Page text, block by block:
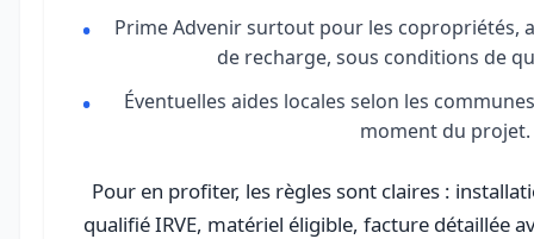
Prime Advenir surtout pour les copropriétés,
de recharge, sous conditions de
Éventuelles aides locales selon les
moment du projet.
Pour en profiter, les règles sont claires :
qualifié IRVE, matériel éligible, facture détaillée